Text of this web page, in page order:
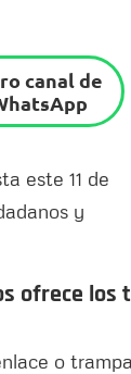
canal de
este 11 de
y
ofrece los
o